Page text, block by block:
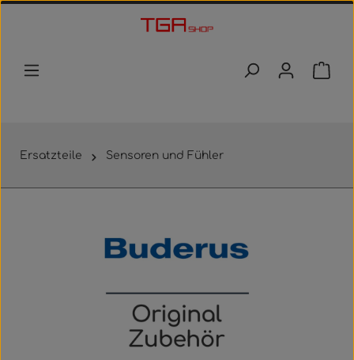
Zum Hauptinhalt springen
Ersatzteile Sensoren und Fühler